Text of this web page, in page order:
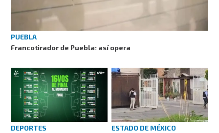
PUEBLA
Francotirador de Puebla: así opera
DEPORTES
ESTADO DE MÉXICO